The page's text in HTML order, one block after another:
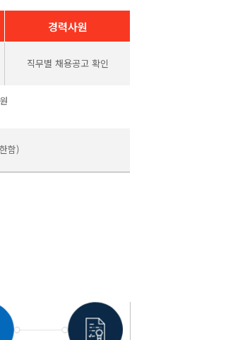
경력사원
직무별 채용공고 확인
함)